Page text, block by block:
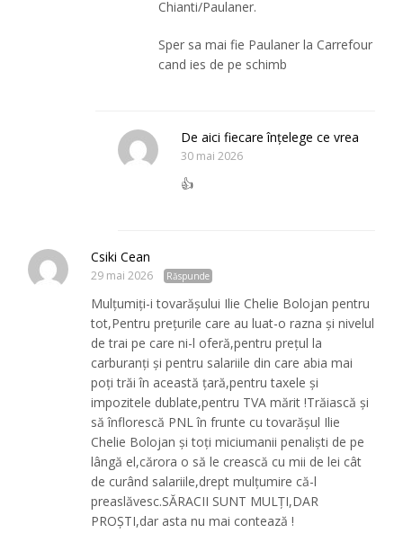
Chianti/Paulaner.
Sper sa mai fie Paulaner la Carrefour
cand ies de pe schimb
De aici fiecare înțelege ce vrea
30 mai 2026
👍
Csiki Cean
29 mai 2026 Răspunde
Mulțumiți-i tovarășului Ilie Chelie Bolojan pentru
tot,Pentru prețurile care au luat-o razna și nivelul
de trai pe care ni-l oferă,pentru prețul la
carburanți și pentru salariile din care abia mai
poți trăi în această țară,pentru taxele și
impozitele dublate,pentru TVA mărit !Trăiască și
să înflorescă PNL în frunte cu tovarășul Ilie
Chelie Bolojan și toți miciumanii penaliști de pe
lângă el,cărora o să le crească cu mii de lei cât
de curând salariile,drept mulțumire că-l
preaslăvesc.SĂRACII SUNT MULȚI,DAR
PROȘTI,dar asta nu mai contează !